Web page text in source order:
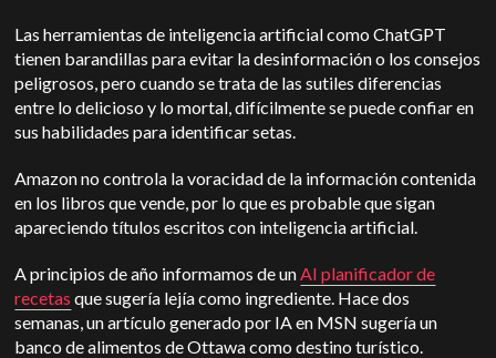
Las herramientas de inteligencia artificial como ChatGPT
tienen barandillas para evitar la desinformación o los consejos
peligrosos, pero cuando se trata de las sutiles diferencias
entre lo delicioso y lo mortal, difícilmente se puede confiar en
sus habilidades para identificar setas.
Amazon no controla la voracidad de la información contenida
en los libros que vende, por lo que es probable que sigan
apareciendo títulos escritos con inteligencia artificial.
A principios de año informamos de unAI planificador de
recetas que sugería lejía como ingrediente. Hace dos
semanas, un artículo generado por IA en MSN sugería un
banco de alimentos de Ottawa como destino turístico.